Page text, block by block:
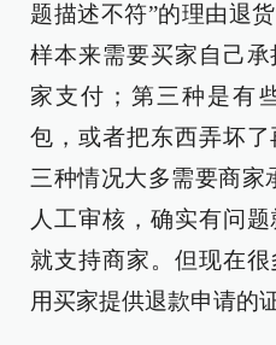
题描述不符”的理由退
样本来需要买家自己
家支付；第三种是有
包，或者把东西弄坏
三种情况大多需要商家
人工审核，确实有问
就支持商家。但现在
用买家提供退款申请的